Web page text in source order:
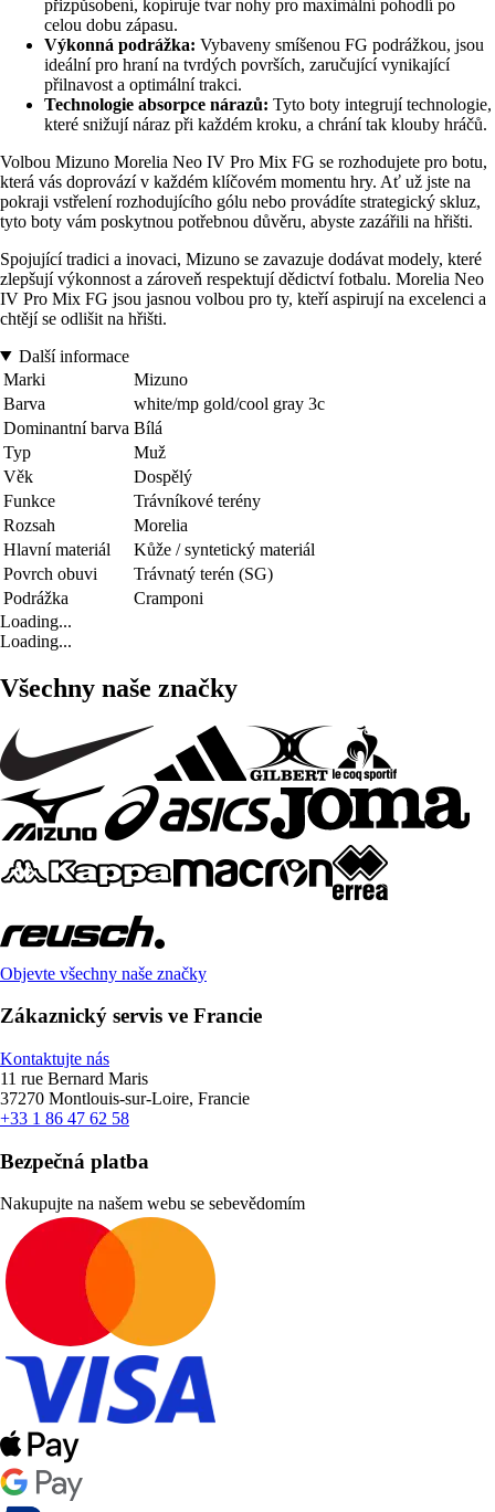
přizpůsobení, kopíruje tvar nohy pro maximální pohodlí po
celou dobu zápasu.
Výkonná podrážka: Vybaveny smíšenou FG podrážkou, jsou
ideální pro hraní na tvrdých površích, zaručující vynikající
přilnavost a optimální trakci.
Technologie absorpce nárazů: Tyto boty integrují technologie,
které snižují náraz při každém kroku, a chrání tak klouby hráčů.
Volbou Mizuno Morelia Neo IV Pro Mix FG se rozhodujete pro botu,
která vás doprovází v každém klíčovém momentu hry. Ať už jste na
pokraji vstřelení rozhodujícího gólu nebo provádíte strategický skluz,
tyto boty vám poskytnou potřebnou důvěru, abyste zazářili na hřišti.
Spojující tradici a inovaci, Mizuno se zavazuje dodávat modely, které
zlepšují výkonnost a zároveň respektují dědictví fotbalu. Morelia Neo
IV Pro Mix FG jsou jasnou volbou pro ty, kteří aspirují na excelenci a
chtějí se odlišit na hřišti.
Další informace
Marki
Mizuno
Barva
white/mp gold/cool gray 3c
Dominantní barva Bílá
Typ
Muž
Věk
Dospělý
Funkce
Trávníkové terény
Rozsah
Morelia
Hlavní materiál
Kůže / syntetický materiál
Povrch obuvi
Trávnatý terén (SG)
Podrážka
Cramponi
Loading...
Loading...
Všechny naše značky
Objevte všechny naše značky
Zákaznický servis ve Francie
Kontaktujte nás
11 rue Bernard Maris
37270 Montlouis-sur-Loire, Francie
+33 1 86 47 62 58
Bezpečná platba
Nakupujte na našem webu se sebevědomím